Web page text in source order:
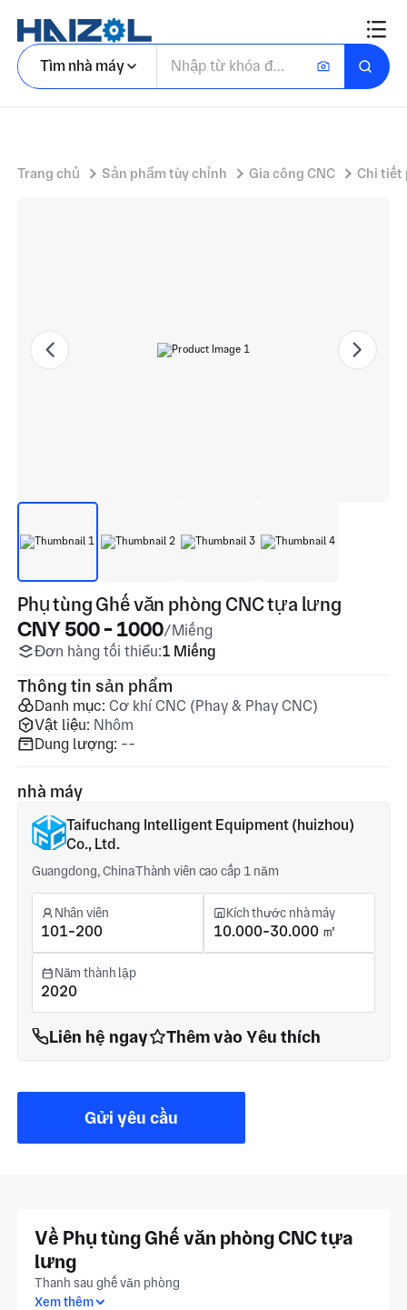
Tìm nhà máy
Trang chủ Sản phẩm tùy chỉnh Gia công CNC Chi tiết
Phụ tùng Ghế văn phòng CNC tựa lưng
CNY 500 - 1000/Miếng
Đơn hàng tối thiểu:1 Miếng
Thông tin sản phẩm
Danh mục: Cơ khí CNC (Phay & Phay CNC)
Vật liệu: Nhôm
Dung lượng: --
nhà máy
Taifuchang Intelligent Equipment (huizhou)
Co., Ltd.
Guangdong, ChinaThành viên cao cấp 1 năm
Nhân viên
101-200
Kích thước nhà máy
10.000-30.000 ㎡
Năm thành lập
2020
Liên hệ ngay Thêm vào Yêu thích
Gửi yêu cầu
Về Phụ tùng Ghế văn phòng CNC tựa
lưng
Thanh sau ghế văn phòng
Xem thêm